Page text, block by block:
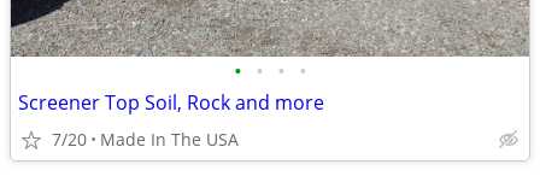
• • • •
Screener Top Soil, Rock and more
7/20 Made In The USA